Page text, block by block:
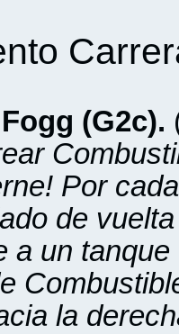
(G2c).
Por
de
a un
la